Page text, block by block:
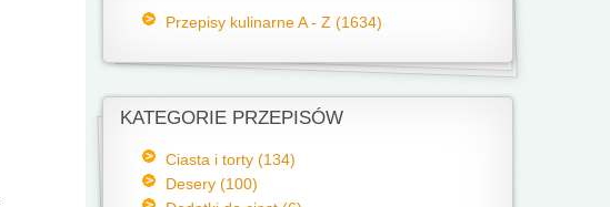
Przepisy kulinarne A - Z (1634)
KATEGORIE PRZEPISÓW
Ciasta i torty (134)
Desery (100)